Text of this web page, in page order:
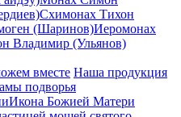
Схимонах Тихон
(Шаринов)Иеромонах
Владимир (Ульянов)
вместе Наша продукция
подворья
Икона Божией Матери